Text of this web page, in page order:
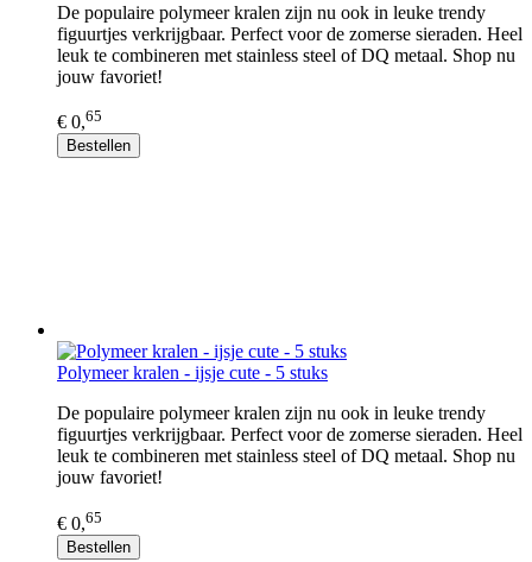
De populaire polymeer kralen zijn nu ook in leuke trendy
figuurtjes verkrijgbaar. Perfect voor de zomerse sieraden. Heel
leuk te combineren met stainless steel of DQ metaal. Shop nu
jouw favoriet!
€ 0,65
Bestellen
Polymeer kralen - ijsje cute - 5 stuks
De populaire polymeer kralen zijn nu ook in leuke trendy
figuurtjes verkrijgbaar. Perfect voor de zomerse sieraden. Heel
leuk te combineren met stainless steel of DQ metaal. Shop nu
jouw favoriet!
€ 0,65
Bestellen